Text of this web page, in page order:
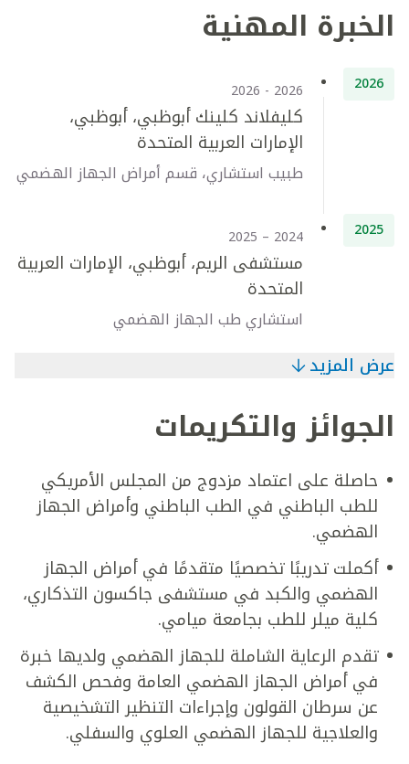
الخبرة المهنية
2026
2026 - 2026
كليفلاند كلينك أبوظبي، أبوظبي،
الإمارات العربية المتحدة
طبيب استشاري، قسم أمراض الجهاز الهضمي
2025
2024 – 2025
مستشفى الريم، أبوظبي، الإمارات العربية
المتحدة
استشاري طب الجهاز الهضمي
عرض المزيد
الجوائز والتكريمات
حاصلة على اعتماد مزدوج من المجلس الأمريكي
للطب الباطني في الطب الباطني وأمراض الجهاز
الهضمي.
أكملت تدريبًا تخصصيًا متقدمًا في أمراض الجهاز
الهضمي والكبد في مستشفى جاكسون التذكاري،
كلية ميلر للطب بجامعة ميامي.
تقدم الرعاية الشاملة للجهاز الهضمي ولديها خبرة
في أمراض الجهاز الهضمي العامة وفحص الكشف
عن سرطان القولون وإجراءات التنظير التشخيصية
والعلاجية للجهاز الهضمي العلوي والسفلي.